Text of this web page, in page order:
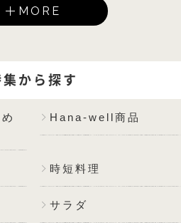
MORE
集から探す
Hana-well商品
時短料理
サラダ